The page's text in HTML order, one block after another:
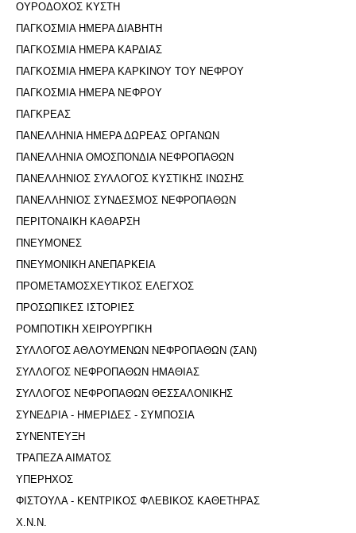
ΟΥΡΟΔΟΧΟΣ ΚΥΣΤΗ
ΠΑΓΚΟΣΜΙΑ ΗΜΕΡΑ ΔΙΑΒΗΤΗ
ΠΑΓΚΟΣΜΙΑ ΗΜΕΡΑ ΚΑΡΔΙΑΣ
ΠΑΓΚΟΣΜΙΑ ΗΜΕΡΑ ΚΑΡΚΙΝΟΥ ΤΟΥ ΝΕΦΡΟΥ
ΠΑΓΚΟΣΜΙΑ ΗΜΕΡΑ ΝΕΦΡΟΥ
ΠΑΓΚΡΕΑΣ
ΠΑΝΕΛΛΗΝΙΑ ΗΜΕΡΑ ΔΩΡΕΑΣ ΟΡΓΑΝΩΝ
ΠΑΝΕΛΛΗΝΙΑ ΟΜΟΣΠΟΝΔΙΑ ΝΕΦΡΟΠΑΘΩΝ
ΠΑΝΕΛΛΗΝΙΟΣ ΣΥΛΛΟΓΟΣ ΚΥΣΤΙΚΗΣ ΙΝΩΣΗΣ
ΠΑΝΕΛΛΗΝΙΟΣ ΣΥΝΔΕΣΜΟΣ ΝΕΦΡΟΠΑΘΩΝ
ΠΕΡΙΤΟΝΑΙΚΗ ΚΑΘΑΡΣΗ
ΠΝΕΥΜΟΝΕΣ
ΠΝΕΥΜΟΝΙΚΗ ΑΝΕΠΑΡΚΕΙΑ
ΠΡΟΜΕΤΑΜΟΣΧΕΥΤΙΚΟΣ ΕΛΕΓΧΟΣ
ΠΡΟΣΩΠΙΚΕΣ ΙΣΤΟΡΙΕΣ
ΡΟΜΠΟΤΙΚΗ ΧΕΙΡΟΥΡΓΙΚΗ
ΣΥΛΛΟΓΟΣ ΑΘΛΟΥΜΕΝΩΝ ΝΕΦΡΟΠΑΘΩΝ (ΣΑΝ)
ΣΥΛΛΟΓΟΣ ΝΕΦΡΟΠΑΘΩΝ ΗΜΑΘΙΑΣ
ΣΥΛΛΟΓΟΣ ΝΕΦΡΟΠΑΘΩΝ ΘΕΣΣΑΛΟΝΙΚΗΣ
ΣΥΝΕΔΡΙΑ - ΗΜΕΡΙΔΕΣ - ΣΥΜΠΟΣΙΑ
ΣΥΝΕΝΤΕΥΞΗ
ΤΡΑΠΕΖΑ ΑΙΜΑΤΟΣ
ΥΠΕΡΗΧΟΣ
ΦΙΣΤΟΥΛΑ - ΚΕΝΤΡΙΚΟΣ ΦΛΕΒΙΚΟΣ ΚΑΘΕΤΗΡΑΣ
Χ.Ν.Ν.